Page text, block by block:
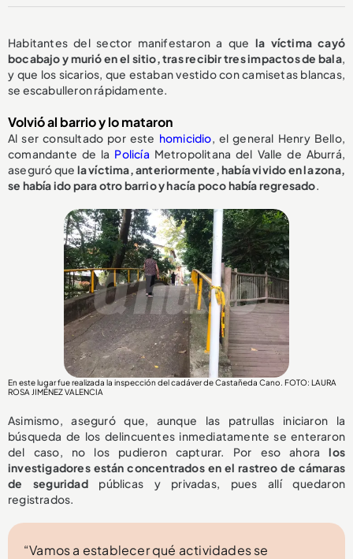
Habitantes del sector manifestaron a que la víctima cayó
bocabajo y murió en el sitio, tras recibir tres impactos de bala,
y que los sicarios, que estaban vestido con camisetas blancas,
se escabulleron rápidamente.
Volvió al barrio y lo mataron
Al ser consultado por este homicidio, el general Henry Bello,
comandante de la Policía Metropolitana del Valle de Aburrá,
aseguró que la víctima, anteriormente, había vivido en la zona,
se había ido para otro barrio y hacía poco había regresado.
En este lugar fue realizada la inspección del cadáver de Castañeda Cano. FOTO: LAURA
ROSA JIMÉNEZ VALENCIA
Asimismo, aseguró que, aunque las patrullas iniciaron la
búsqueda de los delincuentes inmediatamente se enteraron
del caso, no los pudieron capturar. Por eso ahoralos
investigadores están concentrados en el rastreo de cámaras
de seguridad públicas y privadas, pues allí quedaron
registrados.
“Vamos a establecer qué actividades se